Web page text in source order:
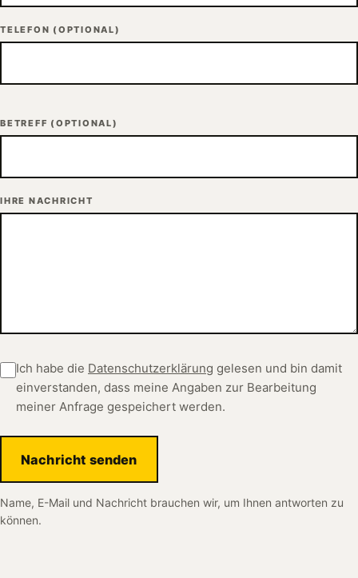
TELEFON (OPTIONAL)
BETREFF (OPTIONAL)
IHRE NACHRICHT
Ich habe die Datenschutzerklärung gelesen und bin damit
einverstanden, dass meine Angaben zur Bearbeitung
meiner Anfrage gespeichert werden.
Nachricht senden
Name, E-Mail und Nachricht brauchen wir, um Ihnen antworten zu
können.